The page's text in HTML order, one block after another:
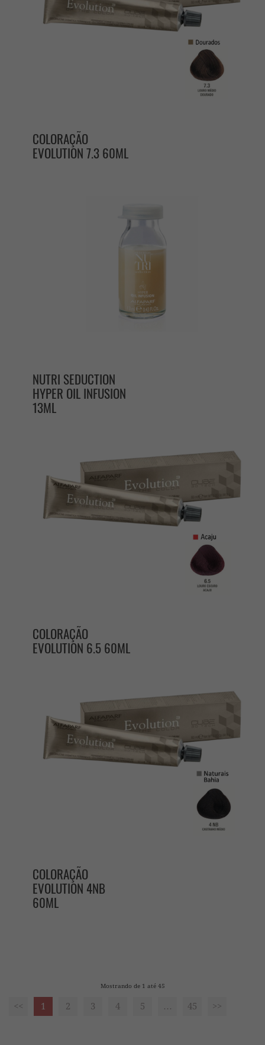
COLORAÇÃO
EVOLUTION 7.3 60ML
NUTRI SEDUCTION
HYPER OIL INFUSION
13ML
COLORAÇÃO
EVOLUTION 6.5 60ML
COLORAÇÃO
EVOLUTION 4NB
60ML
Mostrando de 1 até 45
<< 1 2 3 4 5 … 45 >>